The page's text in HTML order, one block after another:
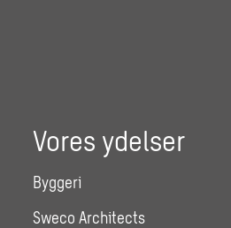
Vores ydelser
Byggeri
Sweco Architects